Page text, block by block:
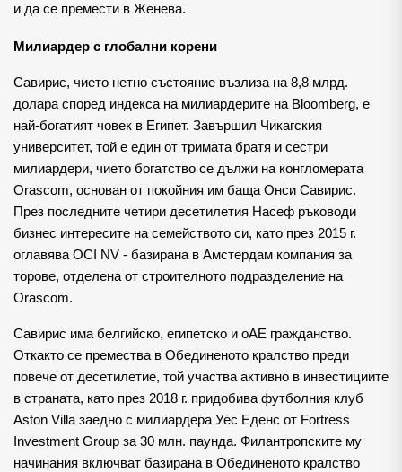
и да се премести в Женева.
Милиардер с глобални корени
Савирис, чието нетно състояние възлиза на 8,8 млрд.
долара според индекса на милиардерите на Bloomberg, е
най-богатият човек в Египет. Завършил Чикагския
университет, той е един от тримата братя и сестри
милиардери, чието богатство се дължи на конгломерата
Orascom, основан от покойния им баща Онси Савирис.
През последните четири десетилетия Насеф ръководи
бизнес интересите на семейството си, като през 2015 г.
оглавява OCI NV - базирана в Амстердам компания за
торове, отделена от строителното подразделение на
Orascom.
Савирис има белгийско, египетско и оАЕ гражданство.
Откакто се премества в Обединеното кралство преди
повече от десетилетие, той участва активно в инвестициите
в страната, като през 2018 г. придобива футболния клуб
Aston Villa заедно с милиардера Уес Еденс от Fortress
Investment Group за 30 млн. паунда. Филантропските му
начинания включват базирана в Обединеното кралство